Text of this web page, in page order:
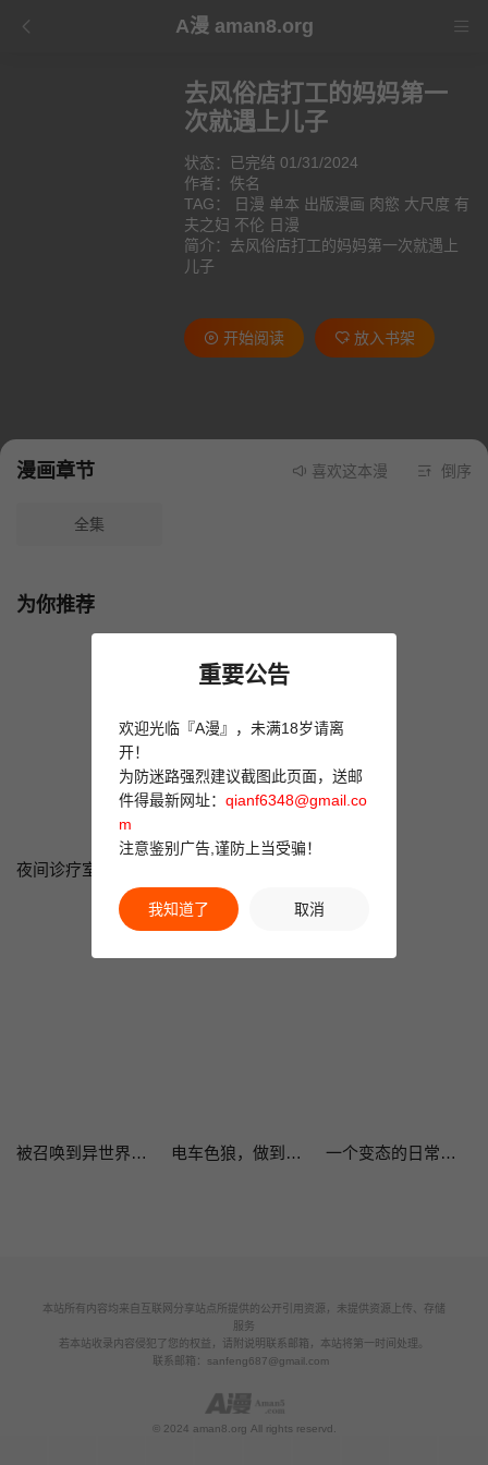
A漫 aman8.org
去风俗店打工的妈妈第一
次就遇上儿子
状态：已完结 01/31/2024
作者：佚名
TAG：
日漫 单本 出版漫画 肉慾 大尺度 有
夫之妇 不伦 日漫
简介：去风俗店打工的妈妈第一次就遇上
儿子
开始阅读 放入书架
漫画章节 喜欢这本漫画就请不要忘
倒序
全集
为你推荐
夜间诊疗室
被召唤到异世界，然后成为半龙骑士长 电车色狼，做到高潮为止！ 一个变态的日常生活AnotherStory/一个变态的日常生活外传/APervert'sDailyLifeAS/闯进她的生活AS[禁漫汉化组]
本站所有内容均来自互联网分享站点所提供的公开引用资源，未提供资源上传、存储
服务
若本站收录内容侵犯了您的权益，请附说明联系邮箱，本站将第一时间处理。
联系邮箱： sanfeng687@gmail.com
© 2024 aman8.org All rights reservd.
重要公告
欢迎光临『A漫』，未满18岁请离
开！
为防迷路强烈建议截图此页面，送邮
件得最新网址： qianf6348@gmail.co
m
注意鉴别广告,谨防上当受骗！
我知道了 取消